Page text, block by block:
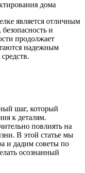
дома
является отличным
и
продолжает
надежным
шаг, который
к деталям.
повлиять на
В этой статье мы
и дадим советы по
осознанный